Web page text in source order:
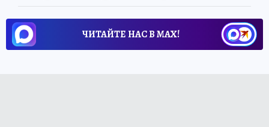
ЧИТАЙТЕ НАС В МАХ!